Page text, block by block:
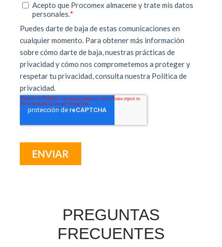
PREGUNTAS
FRECUENTES